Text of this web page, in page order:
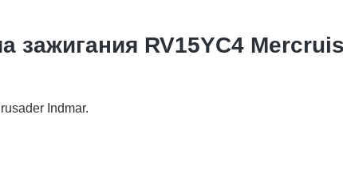
RV15YC4
Indmar.